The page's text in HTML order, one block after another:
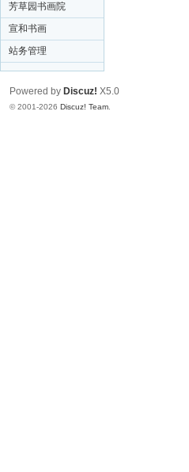
芳草园书画院
宣和书画
站务管理
Powered by Discuz! X5.0
© 2001-2026 Discuz! Team